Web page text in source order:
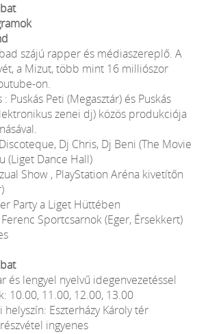
szájú rapper és médiaszereplő. A
a Mizut, több mint 16 milliószor
on.
Puskás Peti (Megasztár) és Puskás
zenei dj) közös produkciója
Dj Chris, Dj Beni (The Movie
(Liget Dance Hall)
Show , PlayStation Aréna kivetítőn
Party a Liget Hüttében
Sportcsarnok (Eger, Érsekkert)
és lengyel nyelvű idegenvezetéssel
10.00, 11.00, 12.00, 13.00
Eszterházy Károly tér
ingyenes